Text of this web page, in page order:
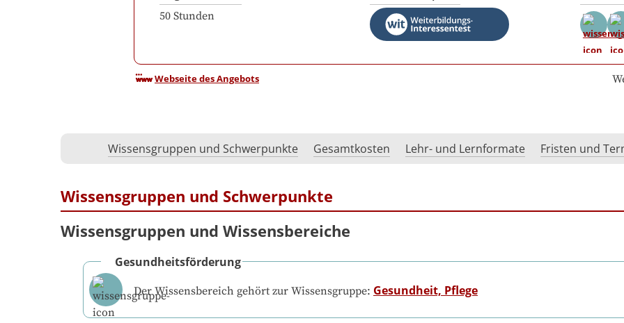
50 Stunden
Webseite des Angebots
Wissensgruppen und Schwerpunkte Gesamtkosten Lehr- und Lernformate Fristen und
Wissensgruppen und Schwerpunkte
Wissensgruppen und Wissensbereiche
Gesundheitsförderung
Der Wissensbereich gehört zur Wissensgruppe: Gesundheit, Pflege